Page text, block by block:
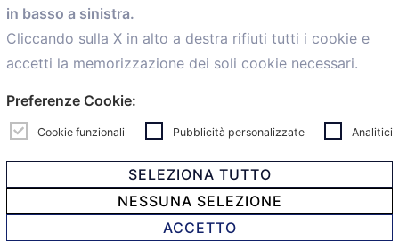
Voce delle Nostre aziende
Informazioni Ex L. 124/2017
News
personalCaf
© 2021 Confartigianato Imprese Mandamento Bologna -
in basso a sinistra.
Cliccando sulla X in alto a destra rifiuti tutti i cookie e
accetti la memorizzazione dei soli cookie necessari.
Preferenze Cookie:
Cookie funzionali Pubblicità personalizzate Analitici
SELEZIONA TUTTO
NESSUNA SELEZIONE
ACCETTO